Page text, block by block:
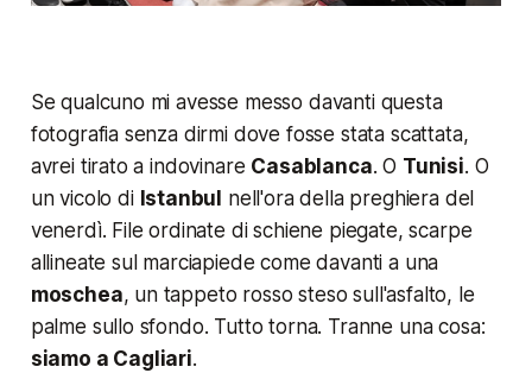
Se qualcuno mi avesse messo davanti questa
fotografia senza dirmi dove fosse stata scattata,
avrei tirato a indovinare Casablanca. O Tunisi. O
un vicolo di Istanbul nell'ora della preghiera del
venerdì. File ordinate di schiene piegate, scarpe
allineate sul marciapiede come davanti a una
moschea, un tappeto rosso steso sull'asfalto, le
palme sullo sfondo. Tutto torna. Tranne una cosa:
siamo a Cagliari.